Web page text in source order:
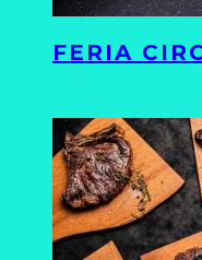
FERIA